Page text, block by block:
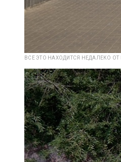
ВСЕ ЭТО НАХОДИТСЯ НЕДАЛЕКО